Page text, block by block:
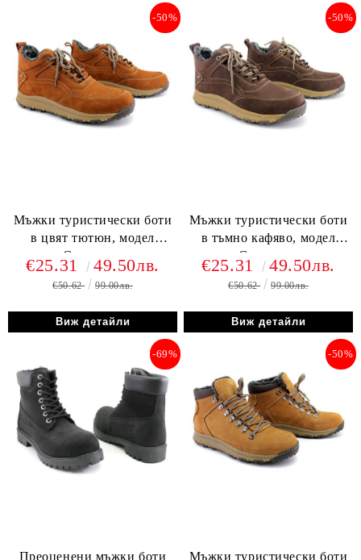
Мъжки туристически боти
в цвят тютюн, модел
Сантяго.~
-50%
€25.31 49.50лв.
€50.62 99.00лв.
Виж детайли
Мъжки туристически боти
в тъмно кафяво, модел
Сантяго.~
-50%
€25.31 49.50лв.
€50.62 99.00лв.
Виж детайли
Преоценени мъжки боти
-69%
Мъжки туристически боти
-50%